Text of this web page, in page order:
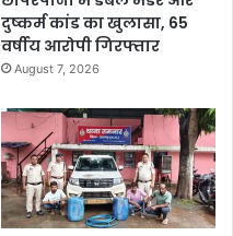
दुष्कर्म कांड का खुलासा, 65
वर्षीय आरोपी गिरफ्तार
August 7, 2026